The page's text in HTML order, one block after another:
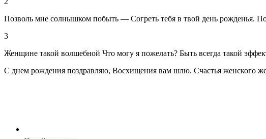
Позволь мне солнышком побыть — Согреть тебя в твой день рожденья.
3
Женщине такой волшебной Что могу я пожелать? Быть всегда такой
С днем рождения поздравляю, Восхищения вам шлю. Счастья женского